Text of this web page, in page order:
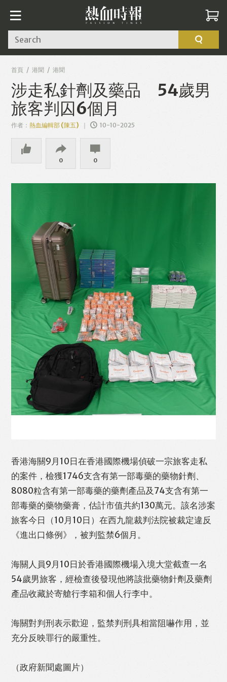
Like Facebook Twitter
WhatsApp Email Print
Search
首頁 港聞 港聞
涉走私針劑及藥品 54歲男
旅客判囚6個月
作者：熱血編輯部 (陳五) 10-10-2025
0 0
香港海關9月10日在香港國際機場偵破一宗旅客走私
的案件，檢獲1746支含有第一部毒藥的藥物針劑、
8080粒含有第一部毒藥的藥劑產品及74支含有第一
部毒藥的藥物藥膏，估計市值共約130萬元。該名涉案
旅客今日（10月10日）在西九龍裁判法院被裁定違反
《進出口條例》，被判監禁6個月。
海關人員9月10日於香港國際機場入境大堂截查一名
54歲男旅客，經檢查後發現他將該批藥物針劑及藥劑
產品收藏於寄艙行李箱和個人行李中。
海關對判刑表示歡迎，監禁判刑具相當阻嚇作用，並
充分反映罪行的嚴重性。
（政府新聞處圖片）